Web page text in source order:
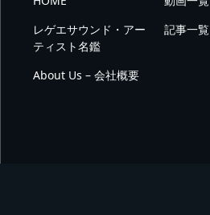
レゲエサウンド・アー
ティスト名鑑
記事一覧
About Us – 会社概要